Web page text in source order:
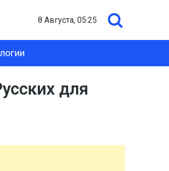
8 Августа, 05:25
для